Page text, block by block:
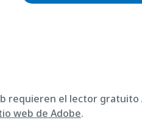
requieren el lector gratuito
web de Adobe.